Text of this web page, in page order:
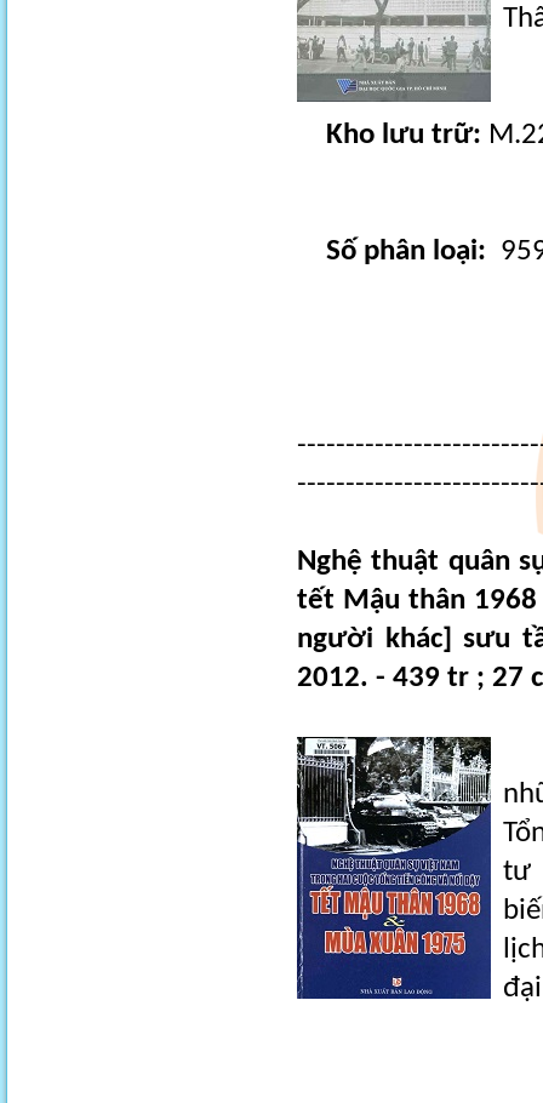
Kho lưu trữ:
Số phân loại:
Nghệ thuật quân
tết Mậu thân 1968
người khác] sưu
2012. - 439 tr ; 27
tư